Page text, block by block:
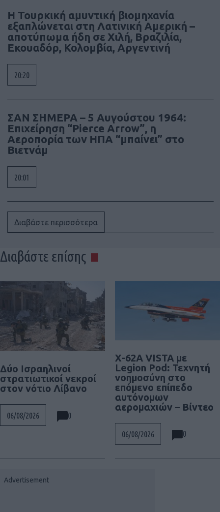
Η Τουρκική αμυντική βιομηχανία
εξαπλώνεται στη Λατινική Αμερική –
αποτύπωμα ήδη σε Χιλή, Βραζιλία,
Εκουαδόρ, Κολομβία, Αργεντινή
20:20
ΣΑΝ ΣΗΜΕΡΑ – 5 Αυγούστου 1964:
Επιχείρηση “Pierce Arrow”, η
Αεροπορία των ΗΠΑ “μπαίνει” στο
Βιετνάμ
20:01
Διαβάστε περισσότερα
Διαβάστε επίσης
Δύο Ισραηλινοί
στρατιωτικοί νεκροί
στον νότιο Λίβανο
06/08/2026 0
X-62A VISTA με
Legion Pod: Τεχνητή
νοημοσύνη στο
επόμενο επίπεδο
αυτόνομων
αερομαχιών – Βίντεο
06/08/2026 0